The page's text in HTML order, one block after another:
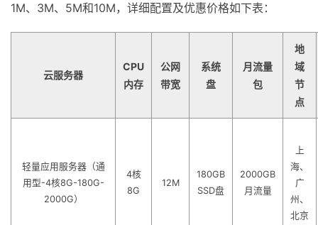
1M、3M、5M和10M，详细配置及优惠价格如下表：
云服务器
CPU
内存
公网
带宽
系统
盘
月流量
包
地
域
节
点
轻量应用服务器（通
用型-4核8G-180G-
2000G）
4核
8G
12M
180GB
SSD盘
2000GB
月流量
上
海、
广
州、
北京